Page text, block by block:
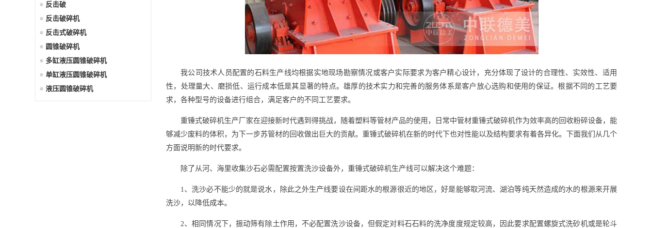
反击破
反击破碎机
反击式破碎机
圆锥破碎机
多缸液压圆锥破碎机
单缸液压圆锥破碎机
液压圆锥破碎机
我公司技术人员配置的石料生产线均根据实地现场勘察情况或客户实际要求为客户精心设计，充分体现了设计的合理性、实效性、适用
性，处理量大、磨损低、运行成本低是其显著的特点。雄厚的技术实力和完善的服务体系是客户放心选购和使用的保证。根据不同的工艺要
求，各种型号的设备进行组合，满足客户的不同工艺要求。
重锤式破碎机生产厂家在迎接新时代遇到得挑战，随着塑料等管材产品的使用，日常中管材重锤式破碎机作为效率高的回收粉碎设备，能
够减少废料的体积，为下一步苏管材的回收做出巨大的贡献。重锤式破碎机在新的时代下也对性能以及结构要求有着各异化。下面我们从几个
方面说明新的时代要求。
除了从河、海里收集沙石必需配置按置洗沙设备外，重锤式破碎机生产线可以解决这个难题：
1、洗沙必不能少的就是说水，除此之外生产线要设在间距水的根源很近的地区，好是能够取河流、湖泊等纯天然造成的水的根源来开展
洗沙，以降低成本。
2、相同情况下，振动筛有除土作用，不必配置洗沙设备，但假定对料石石料的洗净度度规定较高，因此要求配置螺旋式洗砂机或是轮斗